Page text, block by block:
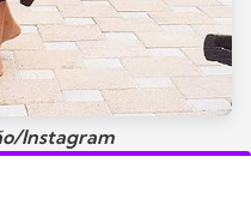
Instagram